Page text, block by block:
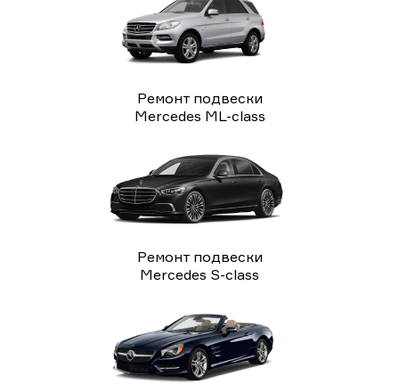
Ремонт подвески
Mercedes ML-class
Ремонт подвески
Mercedes S-class